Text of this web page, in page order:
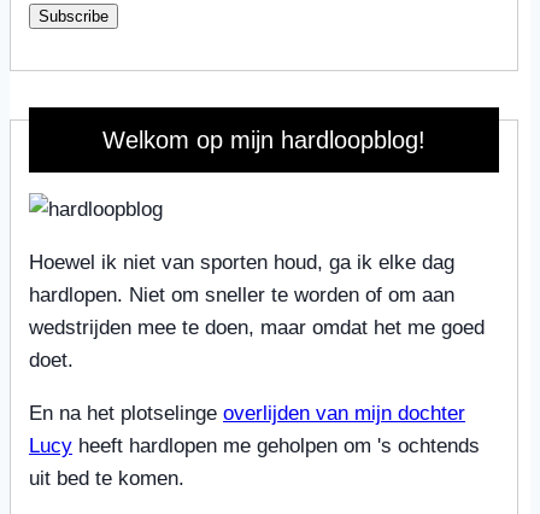
Subscribe
Welkom op mijn hardloopblog!
Hoewel ik niet van sporten houd, ga ik elke dag
hardlopen. Niet om sneller te worden of om aan
wedstrijden mee te doen, maar omdat het me goed
doet.
En na het plotselinge overlijden van mijn dochter
Lucy heeft hardlopen me geholpen om 's ochtends
uit bed te komen.